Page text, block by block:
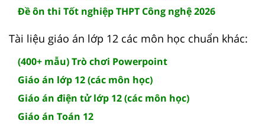
Đề ôn thi Tốt nghiệp THPT Công nghệ 2026
Tài liệu giáo án lớp 12 các môn học chuẩn khác:
(400+ mẫu) Trò chơi Powerpoint
Giáo án lớp 12 (các môn học)
Giáo án điện tử lớp 12 (các môn học)
Giáo án Toán 12